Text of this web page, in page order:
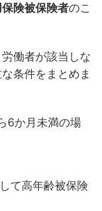
険被保険者のこ
働者が該当しな
条件をまとめま
6か月未満の場
て高年齢被保険